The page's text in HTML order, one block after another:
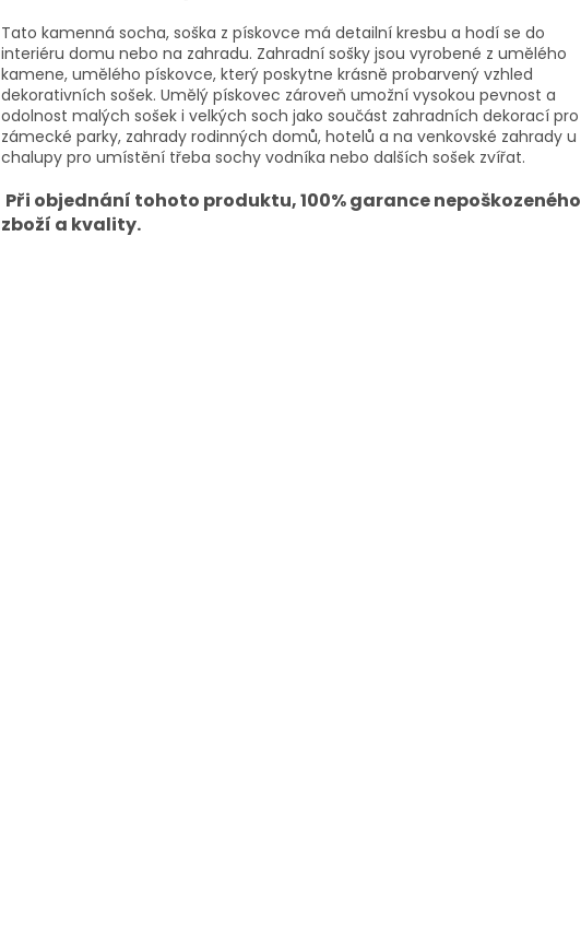
Tato kamenná socha, soška z pískovce má detailní kresbu a hodí se do
interiéru domu nebo na zahradu. Zahradní sošky jsou vyrobené z umělého
kamene, umělého pískovce, který poskytne krásně probarvený vzhled
dekorativních sošek. Umělý pískovec zároveň umožní vysokou pevnost a
odolnost malých sošek i velkých soch jako součást zahradních dekorací pro
zámecké parky, zahrady rodinných domů, hotelů a na venkovské zahrady u
chalupy pro umístění třeba sochy vodníka nebo dalších sošek zvířat.
Při objednání tohoto produktu, 100% garance nepoškozeného
zboží a kvality.